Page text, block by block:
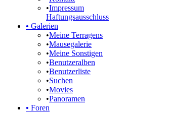
•Impressum
Haftungsausschluss
• Galerien
•Meine Terragens
•Mausegalerie
•Meine Sonstigen
•Benutzeralben
•Benutzerliste
•Suchen
•Movies
•Panoramen
• Foren